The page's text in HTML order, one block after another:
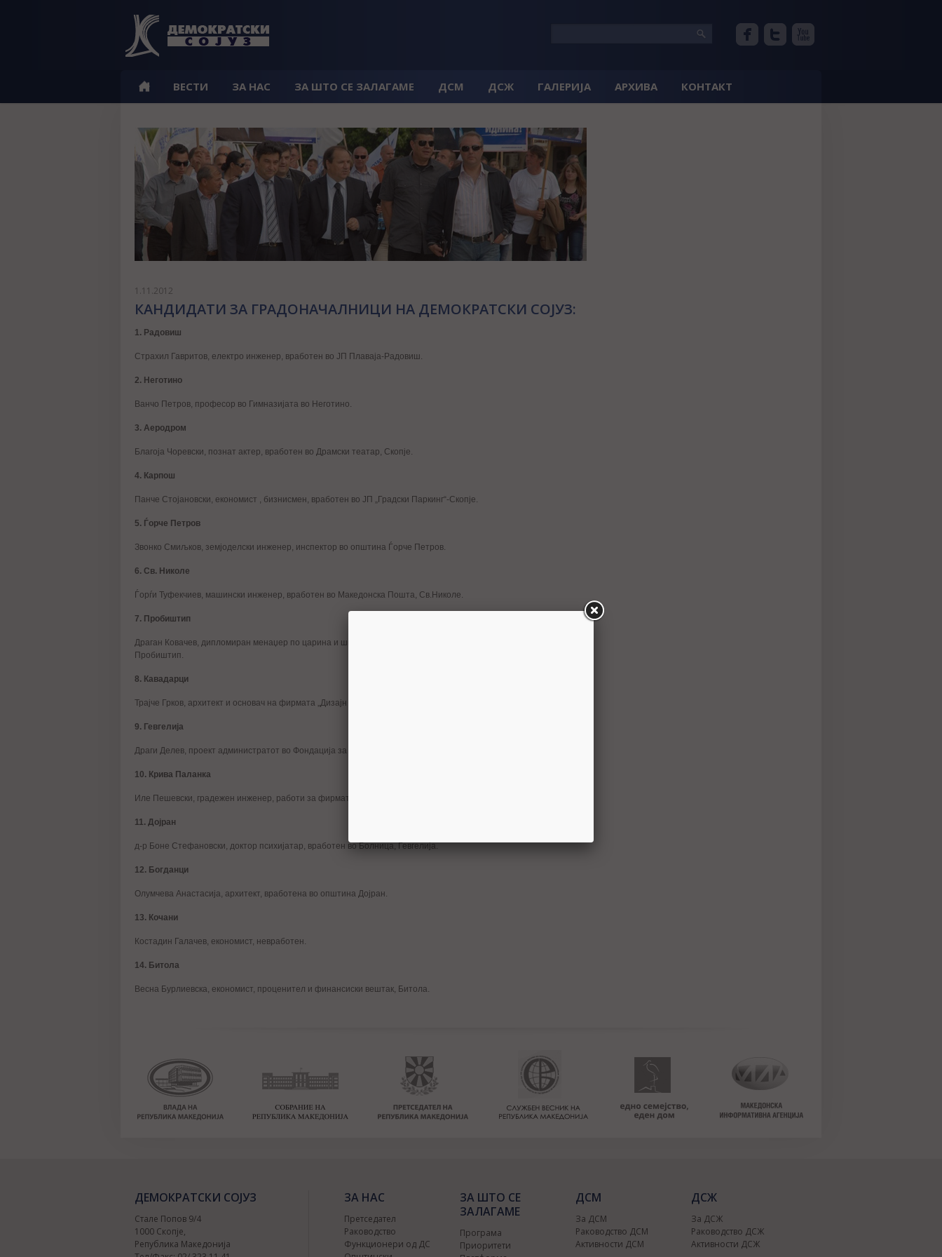
ВЕСТИ ЗА НАС ЗА ШТО СЕ ЗАЛАГАМЕ ДСМ ДСЖ ГАЛЕРИЈА АРХИВА КОНТАКТ
1.11.2012
КАНДИДАТИ ЗА ГРАДОНАЧАЛНИЦИ НА ДЕМОКРАТСКИ СОЈУЗ:
1. Радовиш
Страхил Гавритов, електро инженер, вработен во ЈП Плаваја-Радовиш.
2. Неготино
Ванчо Петров, професор во Гимназијата во Неготино.
3. Аеродром
Благоја Чоревски, познат актер, вработен во Драмски театар, Скопје.
4. Карпош
Панче Стојановски, економист , бизнисмен, вработен во ЈП „Градски Паркинг“-Скопје.
5. Ѓорче Петров
Звонко Смиљков, земјоделски инженер, инспектор во општина Ѓорче Петров.
6. Св. Николе
Ѓорѓи Туфекчиев, машински инженер, вработен во Македонска Пошта, Св.Николе.
7. Пробиштип
Драган Ковачев, дипломиран менаџер по царина и шпедиција, вработен во Министерство за земјоделие,
Пробиштип.
8. Кавадарци
Трајче Грков, архитект и основач на фирмата „Дизајн Центар Инжинеринг“, Кавадарци.
9. Гевгелија
Драги Делев, проект администратот во Фондација за локален развој, Гевгелија.
10. Крива Паланка
Иле Пешевски, градежен инженер, работи за фирмата Геинг Кребс унд Кифер, Крива Паланка.
11. Дојран
д-р Боне Стефановски, доктор психијатар, вработен во Болница, Гевгелија.
12. Богданци
Олумчева Анастасија, архитект, вработена во општина Дојран.
13. Кочани
Костадин Галачев, економист, невработен.
14. Битола
Весна Бурлиевска, економист, проценител и финансиски вештак, Битола.
ДЕМОКРАТСКИ СОЈУЗ
Стале Попов 9/4
1000 Скопје,
Република Македонија
ЗА НАС
Претседател
Раководство
Функционери од ДС
ЗА ШТО СЕ
ЗАЛАГАМЕ
Програма
Приоритети
ДСМ
За ДСМ
Раководство ДСМ
Активности ДСМ
ДСЖ
За ДСЖ
Раководство ДСЖ
Активности ДСЖ